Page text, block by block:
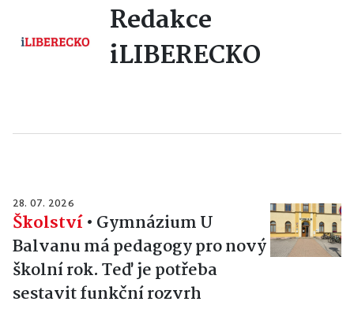
Redakce
iLIBERECKO
28. 07. 2026
Školství• Gymnázium U
Balvanu má pedagogy pro nový
školní rok. Teď je potřeba
sestavit funkční rozvrh